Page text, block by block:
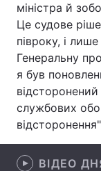
Здоров'я
Цікавинки
Екологія
Лонгріди
Відео з Youtube
міністра й
Це судове
півроку, і
Генеральну
я був
службових
ВІДЕО